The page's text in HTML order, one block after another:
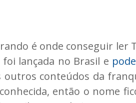
é onde conseguir ler
lançada no Brasil e
outros conteúdos da
então o nome